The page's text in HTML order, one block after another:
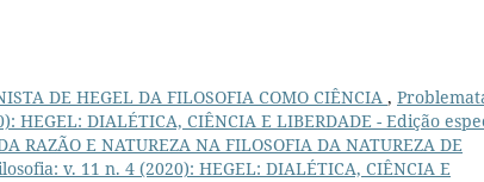
DE HEGEL DA FILOSOFIA COMO CIÊNCIA ,
DIALÉTICA, CIÊNCIA E LIBERDADE - Edição
RAZÃO E NATUREZA NA FILOSOFIA DA NATUREZA DE
v. 11 n. 4 (2020): HEGEL: DIALÉTICA, CIÊNCIA E